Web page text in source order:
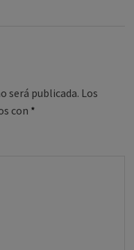
será publicada. Los
con *